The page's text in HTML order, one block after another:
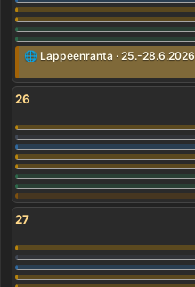
🌐 Lappeenranta · 25.-28.6.2026
26
27